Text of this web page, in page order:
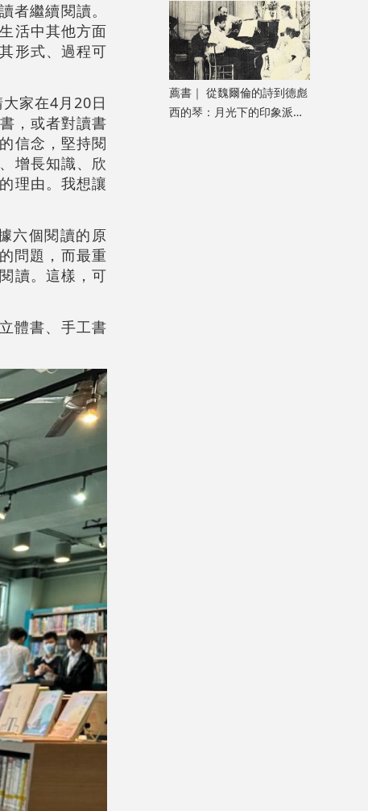
者繼續閱讀。
活中其他方面
形式、過程可
家在4月20日
，或者對讀書
信念，堅持閱
增長知識、欣
理由。我想讓
六個閱讀的原
問題，而最重
讀。這樣，可
體書、手工書
薦書｜ 從魏爾倫的詩到德彪
西的琴：月光下的印象派音